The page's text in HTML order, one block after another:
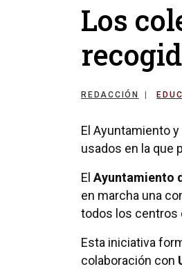
Los
REDACCIÓN
El Ayuntamiento
usados en la que
El Ayuntamiento
en marcha una
todos los centros
Esta iniciativa
colaboración con